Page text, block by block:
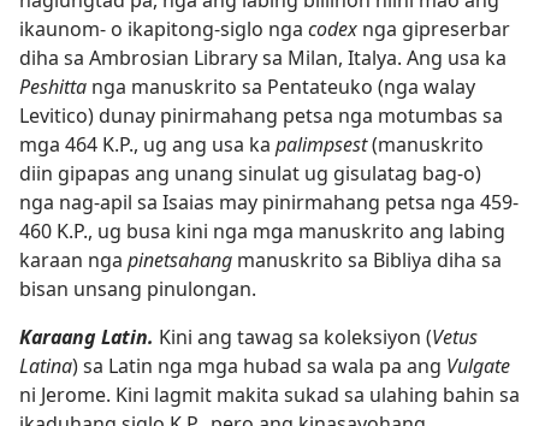
ikaunom- o ikapitong-siglo nga codex nga gipreserbar
diha sa Ambrosian Library sa Milan, Italya. Ang usa ka
Peshitta nga manuskrito sa Pentateuko (nga walay
Levitico) dunay pinirmahang petsa nga motumbas sa
mga 464 K.P., ug ang usa ka palimpsest(manuskrito
diin gipapas ang unang sinulat ug gisulatag bag-o)
nga nag-apil sa Isaias may pinirmahang petsa nga 459-
460 K.P., ug busa kini nga mga manuskrito ang labing
karaan nga pinetsahang manuskrito sa Bibliya diha sa
bisan unsang pinulongan.
Karaang Latin. Kini ang tawag sa koleksiyon (Vetus
Latina) sa Latin nga mga hubad sa wala pa ang Vulgate
ni Jerome. Kini lagmit makita sukad sa ulahing bahin sa